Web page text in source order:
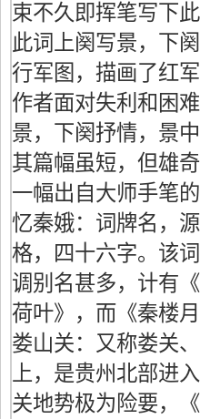
束不久即挥笔写下此
此词上阕写景，下
行军图，描画了红
作者面对失利和困
景，下阕抒情，景
其篇幅虽短，但雄
一幅出自大师手笔的
忆秦娥：词牌名，
格，四十六字。该
调别名甚多，计有
荷叶》，而《秦楼
娄山关：又称娄关
上，是贵州北部进
关地势极为险要，